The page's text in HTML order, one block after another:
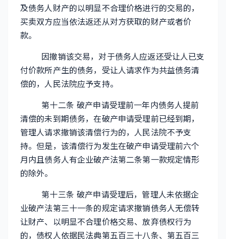
及债务人财产的以明显不合理价格进行的交易的，
买卖双方应当依法返还从对方获取的财产或者价
款。
因撤销该交易，对于债务人应返还受让人已支
付价款所产生的债务，受让人请求作为共益债务清
偿的，人民法院应予支持。
第十二条 破产申请受理前一年内债务人提前
清偿的未到期债务，在破产申请受理前已经到期，
管理人请求撤销该清偿行为的，人民法院不予支
持。但是，该清偿行为发生在破产申请受理前六个
月内且债务人有企业破产法第二条第一款规定情形
的除外。
第十三条 破产申请受理后，管理人未依据企
业破产法第三十一条的规定请求撤销债务人无偿转
让财产、以明显不合理价格交易、放弃债权行为
的，债权人依据民法典第五百三十八条、第五百三